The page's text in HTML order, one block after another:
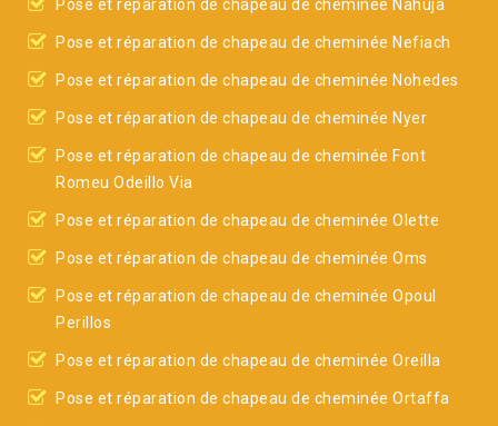
Pose et réparation de chapeau de cheminée Nahuja
Pose et réparation de chapeau de cheminée Nefiach
Pose et réparation de chapeau de cheminée Nohedes
Pose et réparation de chapeau de cheminée Nyer
Pose et réparation de chapeau de cheminée Font
Romeu Odeillo Via
Pose et réparation de chapeau de cheminée Olette
Pose et réparation de chapeau de cheminée Oms
Pose et réparation de chapeau de cheminée Opoul
Perillos
Pose et réparation de chapeau de cheminée Oreilla
Pose et réparation de chapeau de cheminée Ortaffa